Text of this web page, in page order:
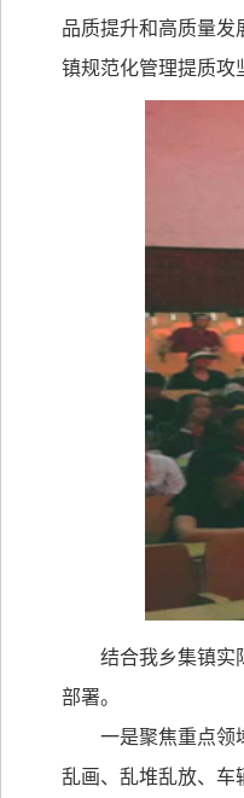
品质提升和高质量发
镇规范化管理提质攻
结合我乡集镇实
部署。
一是聚焦重点领
乱画、乱堆乱放、车